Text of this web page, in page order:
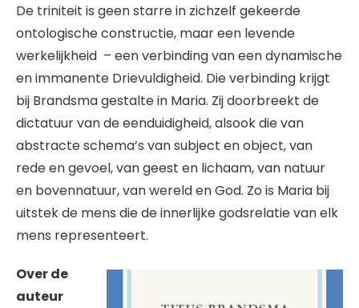
De triniteit is geen starre in zichzelf gekeerde
ontologische constructie, maar een levende
werkelijkheid – een verbinding van een dynamische
en immanente Drievuldigheid. Die verbinding krijgt
bij Brandsma gestalte in Maria. Zij doorbreekt de
dictatuur van de eenduidigheid, alsook die van
abstracte schema’s van subject en object, van
rede en gevoel, van geest en lichaam, van natuur
en bovennatuur, van wereld en God. Zo is Maria bij
uitstek de mens die de innerlijke godsrelatie van elk
mens representeert.
Over de
auteur